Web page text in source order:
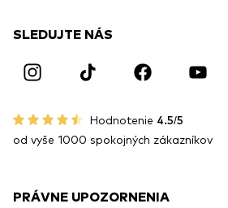
SLEDUJTE NÁS
Hodnotenie 4.5/5
od vyše 1000 spokojných zákazníkov
PRÁVNE UPOZORNENIA